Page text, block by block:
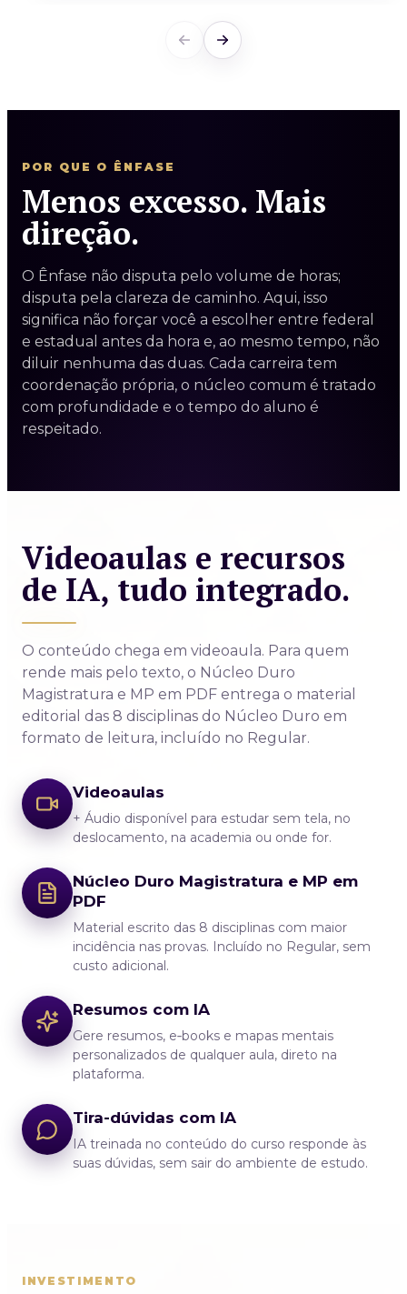
POR QUE O ÊNFASE
Menos excesso. Mais
direção.
O Ênfase não disputa pelo volume de horas;
disputa pela clareza de caminho. Aqui, isso
significa não forçar você a escolher entre federal
e estadual antes da hora e, ao mesmo tempo, não
diluir nenhuma das duas. Cada carreira tem
coordenação própria, o núcleo comum é tratado
com profundidade e o tempo do aluno é
respeitado.
Videoaulas e recursos
de IA, tudo integrado.
O conteúdo chega em videoaula. Para quem
rende mais pelo texto, o Núcleo Duro
Magistratura e MP em PDF entrega o material
editorial das 8 disciplinas do Núcleo Duro em
formato de leitura, incluído no Regular.
Videoaulas
+ Áudio disponível para estudar sem tela, no
deslocamento, na academia ou onde for.
Núcleo Duro Magistratura e MP em
PDF
Material escrito das 8 disciplinas com maior
incidência nas provas. Incluído no Regular, sem
custo adicional.
Resumos com IA
Gere resumos, e‑books e mapas mentais
personalizados de qualquer aula, direto na
plataforma.
Tira-dúvidas com IA
IA treinada no conteúdo do curso responde às
suas dúvidas, sem sair do ambiente de estudo.
INVESTIMENTO